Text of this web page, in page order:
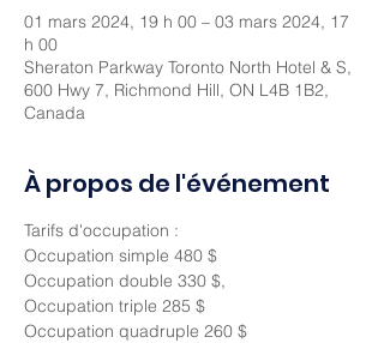
01 mars 2024, 19 h 00 – 03 mars 2024, 17
h 00
Sheraton Parkway Toronto North Hotel & S,
600 Hwy 7, Richmond Hill, ON L4B 1B2,
Canada
À propos de l'événement
Tarifs d'occupation :
Occupation simple 480 $
Occupation double 330 $,
Occupation triple 285 $
Occupation quadruple 260 $